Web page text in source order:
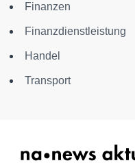
Finanzen
Finanzdienstleistung
Handel
Transport